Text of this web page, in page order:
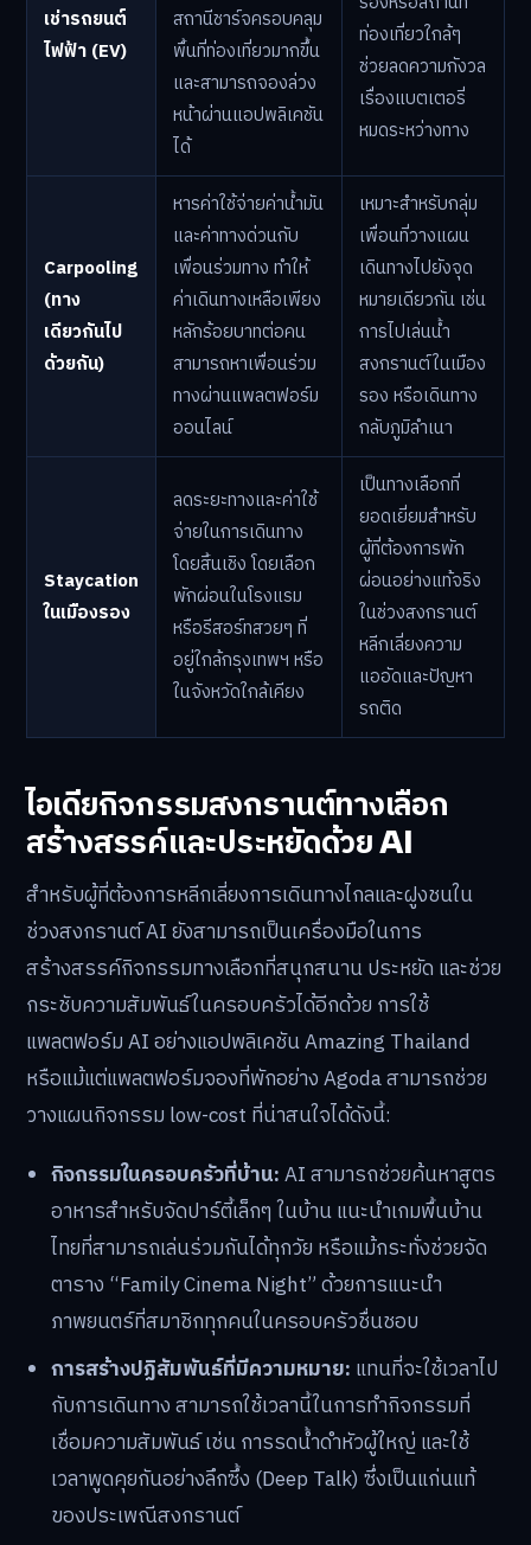
เช่ารถยนต์
ไฟฟ้า (EV)
สถานีชาร์จครอบคลุม
พื้นที่ท่องเที่ยวมากขึ้น
และสามารถจองล่วง
หน้าผ่านแอปพลิเคชัน
ได้
ท่องเที่ยวใกล้ๆ
ช่วยลดความกังวล
เรื่องแบตเตอรี่
หมดระหว่างทาง
Carpooling
(ทาง
เดียวกันไป
ด้วยกัน)
หารค่าใช้จ่ายค่าน้ำมัน
และค่าทางด่วนกับ
เพื่อนร่วมทาง ทำให้
ค่าเดินทางเหลือเพียง
หลักร้อยบาทต่อคน
สามารถหาเพื่อนร่วม
ทางผ่านแพลตฟอร์ม
ออนไลน์
เหมาะสำหรับกลุ่ม
เพื่อนที่วางแผน
เดินทางไปยังจุด
หมายเดียวกัน เช่น
การไปเล่นน้ำ
สงกรานต์ในเมือง
รอง หรือเดินทาง
กลับภูมิลำเนา
Staycation
ในเมืองรอง
ลดระยะทางและค่าใช้
จ่ายในการเดินทาง
โดยสิ้นเชิง โดยเลือก
พักผ่อนในโรงแรม
หรือรีสอร์ทสวยๆ ที่
อยู่ใกล้กรุงเทพฯ หรือ
ในจังหวัดใกล้เคียง
เป็นทางเลือกที่
ยอดเยี่ยมสำหรับ
ผู้ที่ต้องการพัก
ผ่อนอย่างแท้จริง
ในช่วงสงกรานต์
หลีกเลี่ยงความ
แออัดและปัญหา
รถติด
ไอเดียกิจกรรมสงกรานต์ทางเลือก
สร้างสรรค์และประหยัดด้วย AI
สำหรับผู้ที่ต้องการหลีกเลี่ยงการเดินทางไกลและฝูงชนใน
ช่วงสงกรานต์ AI ยังสามารถเป็นเครื่องมือในการ
สร้างสรรค์กิจกรรมทางเลือกที่สนุกสนาน ประหยัด และช่วย
กระชับความสัมพันธ์ในครอบครัวได้อีกด้วย การใช้
แพลตฟอร์ม AI อย่างแอปพลิเคชัน Amazing Thailand
หรือแม้แต่แพลตฟอร์มจองที่พักอย่าง Agoda สามารถช่วย
วางแผนกิจกรรม low-cost ที่น่าสนใจได้ดังนี้:
กิจกรรมในครอบครัวที่บ้าน:AI สามารถช่วยค้นหาสูตร
อาหารสำหรับจัดปาร์ตี้เล็กๆ ในบ้าน แนะนำเกมพื้นบ้าน
ไทยที่สามารถเล่นร่วมกันได้ทุกวัย หรือแม้กระทั่งช่วยจัด
ตาราง “Family Cinema Night” ด้วยการแนะนำ
ภาพยนตร์ที่สมาชิกทุกคนในครอบครัวชื่นชอบ
การสร้างปฏิสัมพันธ์ที่มีความหมาย: แทนที่จะใช้เวลาไป
กับการเดินทาง สามารถใช้เวลานี้ในการทำกิจกรรมที่
เชื่อมความสัมพันธ์ เช่น การรดน้ำดำหัวผู้ใหญ่ และใช้
เวลาพูดคุยกันอย่างลึกซึ้ง (Deep Talk) ซึ่งเป็นแก่นแท้
ของประเพณีสงกรานต์